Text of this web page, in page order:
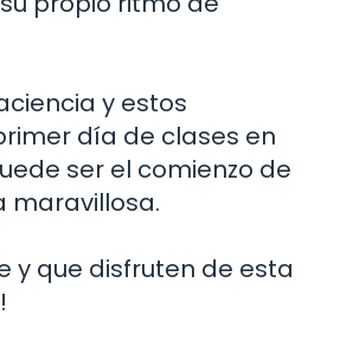
y estos
día de clases en
ser el comienzo de
maravillosa.
y que disfruten de esta